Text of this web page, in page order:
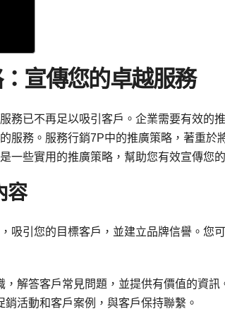
宣傳您的卓越服務
務已不再足以吸引客戶。企業需要有效的
服務。服務行銷7P中的推廣策略，著重於
一些實用的推廣策略，幫助您有效宣傳您的
容
吸引您的目標客戶，並建立品牌信譽。您
解答客戶常見問題，並提供有價值的資訊
活動和客戶案例，與客戶保持聯繫。